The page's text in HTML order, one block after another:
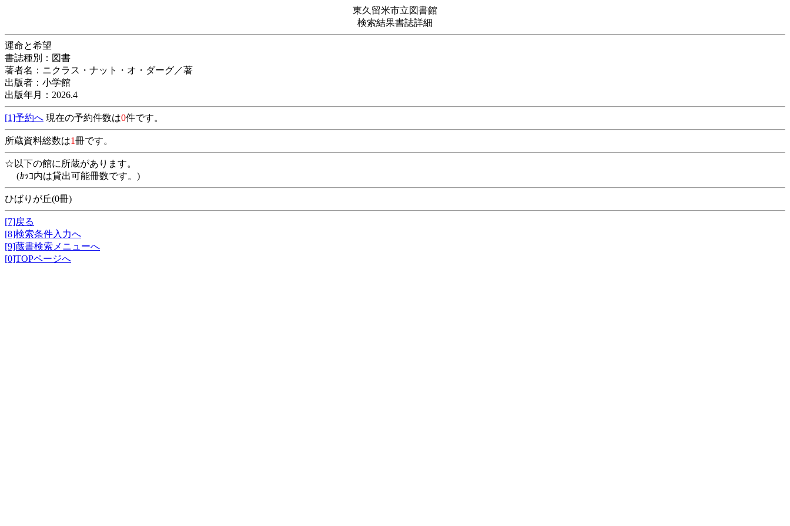
東久留米市立図書館
検索結果書誌詳細
運命と希望
書誌種別：図書
著者名：ニクラス・ナット・オ・ダーグ／著
出版者：小学館
出版年月：2026.4
[1]予約へ 現在の予約件数は0件です。
所蔵資料総数は1冊です。
☆以下の館に所蔵があります。
(ｶｯｺ内は貸出可能冊数です。)
ひばりが丘(0冊)
[7]戻る
[8]検索条件入力へ
[9]蔵書検索メニューへ
[0]TOPページへ